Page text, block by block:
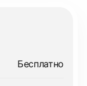
Бесплатно